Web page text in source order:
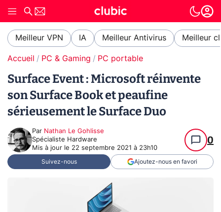
Meilleur VPN IA Meilleur Antivirus Meilleur
Accueil PC & Gaming PC portable
Surface Event : Microsoft réinvente
son Surface Book et peaufine
sérieusement le Surface Duo
Par Nathan Le Gohlisse
Spécialiste Hardware
Mis à jour le 22 septembre 2021 à 23h10
0
Suivez-nous Ajoutez-nous en favori